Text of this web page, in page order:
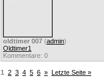
oldtimer 007 (admin)
Oldtimer1
Kommentare: 0
1 2 3 4 5 6 » Letzte Seite »